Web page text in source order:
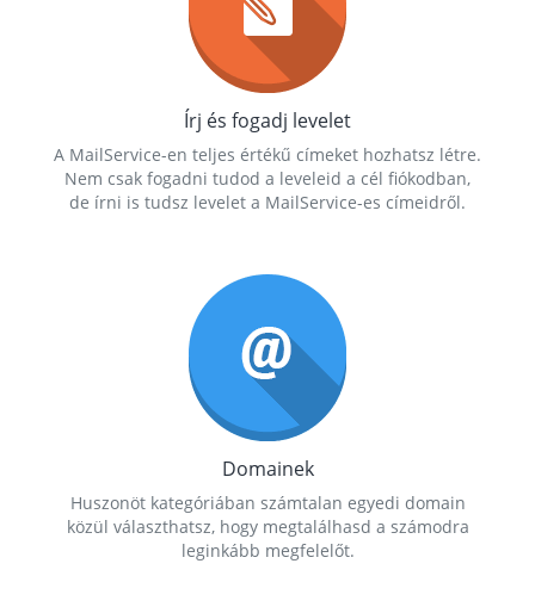
Írj és fogadj levelet
A MailService-en teljes értékű címeket hozhatsz létre.
Nem csak fogadni tudod a leveleid a cél fiókodban,
de írni is tudsz levelet a MailService-es címeidről.
Domainek
Huszonöt kategóriában számtalan egyedi domain
közül választhatsz, hogy megtalálhasd a számodra
leginkább megfelelőt.